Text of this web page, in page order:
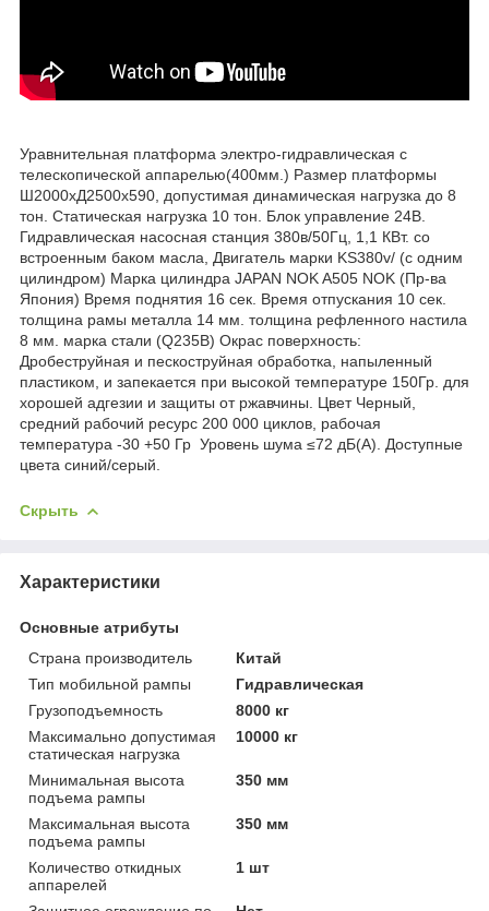
Уравнительная платформа электро-гидравлическая с
телескопической аппарелью(400мм.) Размер платформы
Ш2000хД2500х590, допустимая динамическая нагрузка до 8
тон. Статическая нагрузка 10 тон. Блок управление 24В.
Гидравлическая насосная станция 380в/50Гц, 1,1 КВт. со
встроенным баком масла, Двигатель марки KS380v/ (с одним
цилиндром) Марка цилиндра JAPAN NOK A505 NOK (Пр-ва
Япония) Время поднятия 16 сек. Время отпускания 10 сек.
толщина рамы металла 14 мм. толщина рефленного настила
8 мм. марка стали (Q235B) Окрас поверхность:
Дробеструйная и пескоструйная обработка, напыленный
пластиком, и запекается при высокой температуре 150Гр. для
хорошей адгезии и защиты от ржавчины. Цвет Черный,
средний рабочий ресурс 200 000 циклов, рабочая
температура -30 +50 Гр Уровень шума ≤72 дБ(А). Доступные
цвета синий/серый.
Скрыть
Характеристики
Основные атрибуты
Страна производитель
Китай
Тип мобильной рампы
Гидравлическая
Грузоподъемность
8000 кг
Максимально допустимая
статическая нагрузка
10000 кг
Минимальная высота
подъема рампы
350 мм
Максимальная высота
подъема рампы
350 мм
Количество откидных
аппарелей
1 шт